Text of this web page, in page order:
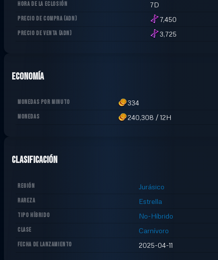
HORA DE LA ECLOSIÓN 7D
PRECIO DE COMPRA (ADN) 7,450
PRECIO DE VENTA (ADN) 3,725
Economía
MONEDAS POR MINUTO 334
MONEDAS 240,308 / 12H
Clasificación
REGIÓN Jurásico
RAREZA Estrella
TIPO HÍBRIDO No-Híbrido
CLASE Carnívoro
FECHA DE LANZAMIENTO 2025-04-11